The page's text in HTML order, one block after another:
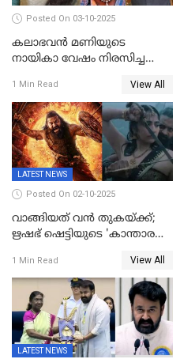
Posted On 03-10-2025
കലാഭവൻ മണിയുടെ
നായികാ വേഷം നിരസിച്ച
നടി ദിവ്യ ഉണ്ണിയല്ലെന്നും
സമൂഹമാധ്യമത്തിൽ കുറിപ്പ്
1 Min Read View All
LATEST NEWS
Posted On 02-10-2025
വാങ്ങിയത് വൻ തുകയ്ക്ക്;
ഋഷഭ് ഷെട്ടിയുടെ 'കാന്താര
കാണാം
1 Min Read View All
LATEST NEWS